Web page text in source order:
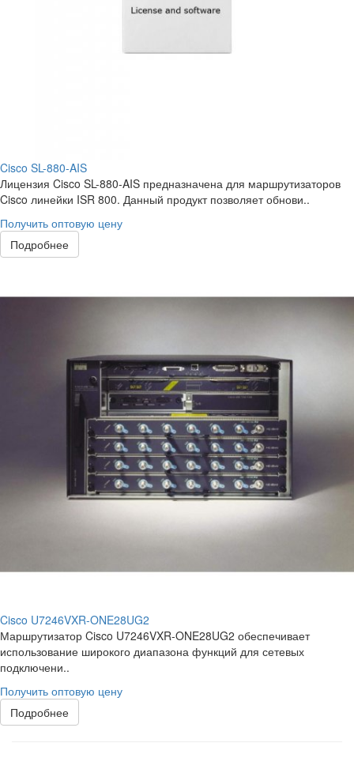
Cisco SL-880-AIS
Лицензия Cisco SL-880-AIS предназначена для маршрутизаторов
Cisco линейки ISR 800. Данный продукт позволяет обнови..
Получить оптовую цену
Подробнее
Cisco U7246VXR-ONE28UG2
Маршрутизатор Cisco U7246VXR-ONE28UG2 обеспечивает
использование широкого диапазона функций для сетевых
подключени..
Получить оптовую цену
Подробнее